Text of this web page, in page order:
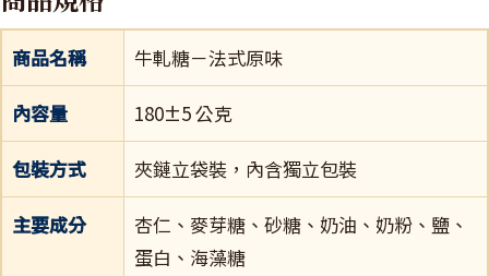
商品名稱 牛軋糖－法式原味
內容量 180±5 公克
包裝方式 夾鏈立袋裝，內含獨立包裝
主要成分
杏仁、麥芽糖、砂糖、奶油、奶粉、鹽、
蛋白、海藻糖